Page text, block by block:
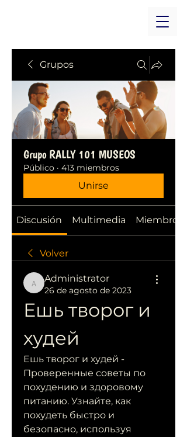
Grupos
Grupo RALLY 101 MUSEOS
Público · 413 miembros
Unirse
Discusión Multimedia Miembros
Volver
Administrator
Administrator
26 de agosto de 2023
Ешь творог и
худей
Ешь творог и худей -
Проверенные советы по
похудению и здоровому
питанию. Узнайте, как
похудеть быстро и
безопасно, используя